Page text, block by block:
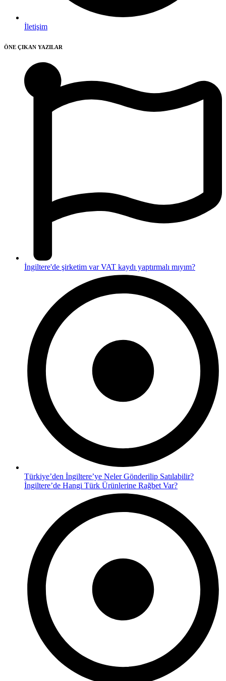
İletişim
ÖNE ÇIKAN YAZILAR
İngiltere'de şirketim var VAT kaydı yaptırmalı mıyım?
Türkiye’den İngiltere’ye Neler Gönderilip Satılabilir?
İngiltere’de Hangi Türk Ürünlerine Rağbet Var?